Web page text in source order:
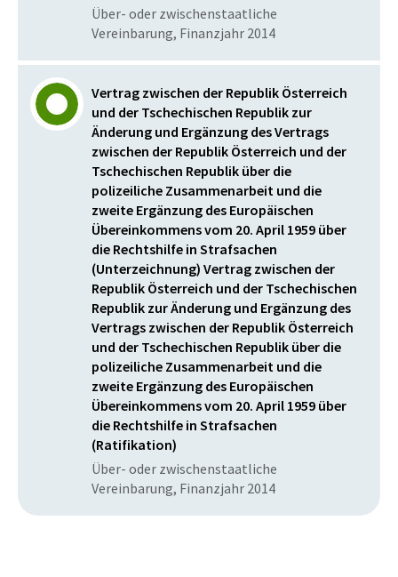
Über- oder zwischenstaatliche
Vereinbarung, Finanzjahr 2014
Vertrag zwischen der Republik Österreich
und der Tschechischen Republik zur
Änderung und Ergänzung des Vertrags
zwischen der Republik Österreich und der
Tschechischen Republik über die
polizeiliche Zusammenarbeit und die
zweite Ergänzung des Europäischen
Übereinkommens vom 20. April 1959 über
die Rechtshilfe in Strafsachen
(Unterzeichnung) Vertrag zwischen der
Republik Österreich und der Tschechischen
Republik zur Änderung und Ergänzung des
Vertrags zwischen der Republik Österreich
und der Tschechischen Republik über die
polizeiliche Zusammenarbeit und die
zweite Ergänzung des Europäischen
Übereinkommens vom 20. April 1959 über
die Rechtshilfe in Strafsachen
(Ratifikation)
Über- oder zwischenstaatliche
Vereinbarung, Finanzjahr 2014